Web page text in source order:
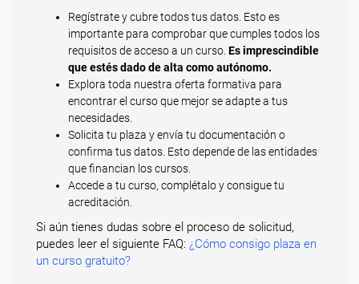
Regístrate y cubre todos tus datos. Esto es
importante para comprobar que cumples todos los
requisitos de acceso a un curso. Es imprescindible
que estés dado de alta como autónomo.
Explora toda nuestra oferta formativa para
encontrar el curso que mejor se adapte a tus
necesidades.
Solicita tu plaza y envía tu documentación o
confirma tus datos. Esto depende de las entidades
que financian los cursos.
Accede a tu curso, complétalo y consigue tu
acreditación.
Si aún tienes dudas sobre el proceso de solicitud,
puedes leer el siguiente FAQ: ¿Cómo consigo plaza en
un curso gratuito?